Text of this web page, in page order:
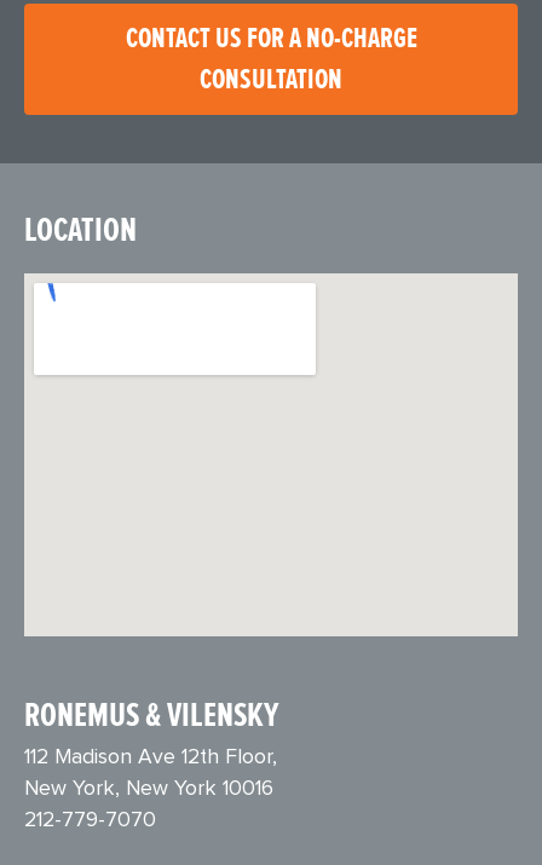
CONTACT US FOR A NO-CHARGE
CONSULTATION
LOCATION
RONEMUS & VILENSKY
112 Madison Ave 12th Floor,
New York, New York 10016
212-779-7070